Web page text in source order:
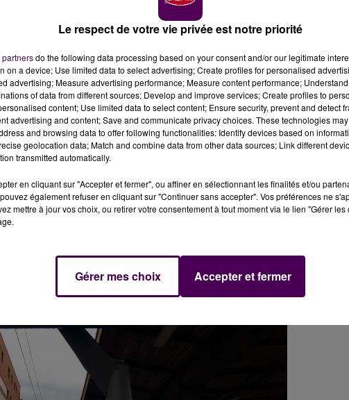
en gare de Bretoncelles en début de soirée ce
dans la soirée de ce mercredi 12 mai, suite à un
entre un homme âgé de 45 ans et un train de fret est
de la gare de Bretoncelles. Le convoi roulait à faible allure,
charge dans un état grave par les pompiers de l'Orne. Le
de Chartres.
Le respect de votre vie privée est notre priorité
do the following data processing based on your consent and/or our legitimate
on a device; Use limited data to select advertising; Create profiles for personalised
advertising; Measure advertising performance; Measure content performance;
of data from different sources; Develop and improve services; Create profiles to
content; Use limited data to select content; Ensure security, prevent and detect
advertising and content; Save and communicate privacy choices. These technologies
and browsing data to offer following functionalities: Identify devices based on
geolocation data; Match and combine data from other data sources; Link different
transmitted automatically.
en cliquant sur "Accepter et fermer", ou affiner en sélectionnant les finalités et/ou
également refuser en cliquant sur "Continuer sans accepter". Vos préférences ne
mettre à jour vos choix, ou retirer votre consentement à tout moment via le lien "Gérer les
Gérer mes choix Accepter et fermer